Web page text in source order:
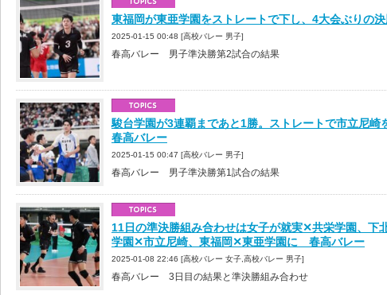
東福岡が東亜学園をストレートで下し、4大会ぶりの
2025-01-15 00:48 [高校バレー 男子]
春高バレー 男子準決勝第2試合の結果
駿台学園が3連覇まであと1勝。ストレートで市立尼
春高バレー
2025-01-15 00:47 [高校バレー 男子]
春高バレー 男子準決勝第1試合の結果
11日の準決勝組み合わせは女子が就実✕共栄学園、下
学園✕市立尼崎、東福岡✕東亜学園に 春高バレー
2025-01-08 22:46 [高校バレー 女子,高校バレー 男子]
春高バレー 3日目の結果と準決勝組み合わせ